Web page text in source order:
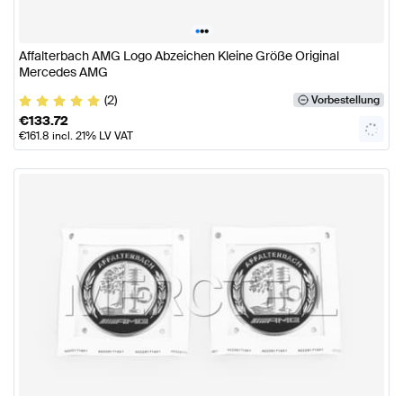
•••
Affalterbach AMG Logo Abzeichen Kleine Größe Original
Mercedes AMG
(2)
Vorbestellung
€133.72
€161.8 incl. 21% LV VAT